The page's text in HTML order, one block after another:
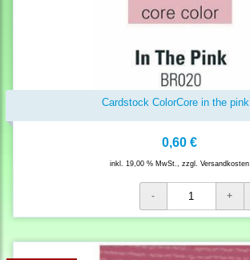
Cardstock ColorCore in the pink
0,60 €
inkl. 19,00 % MwSt., zzgl. Versandkosten